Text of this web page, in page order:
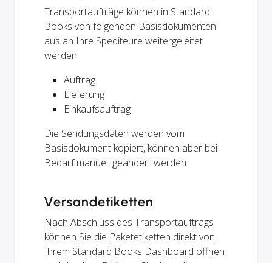
Transportaufträge können in Standard
Books von folgenden Basisdokumenten
aus an Ihre Spediteure weitergeleitet
werden
Auftrag
Lieferung
Einkaufsauftrag
Die Sendungsdaten werden vom
Basisdokument kopiert, können aber bei
Bedarf manuell geändert werden.
Versandetiketten
Nach Abschluss des Transportauftrags
können Sie die Paketetiketten direkt von
Ihrem Standard Books Dashboard öffnen